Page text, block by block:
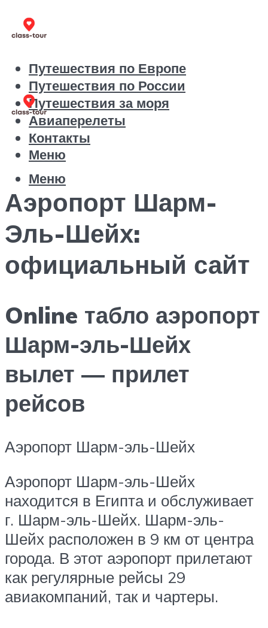
Путешествия по Европе
Путешествия по России
Путешествия за моря
Авиаперелеты
Контакты
Меню
Меню
Аэропорт Шарм-
Эль-Шейх:
официальный сайт
Online табло аэропорт
Шарм-эль-Шейх
вылет — прилет
рейсов
Аэропорт Шарм-эль-Шейх
Аэропорт Шарм-эль-Шейх
находится в Египта и обслуживает
г. Шарм-эль-Шейх. Шарм-эль-
Шейх расположен в 9 км от центра
города. В этот аэропорт прилетают
как регулярные рейсы 29
авиакомпаний, так и чартеры.